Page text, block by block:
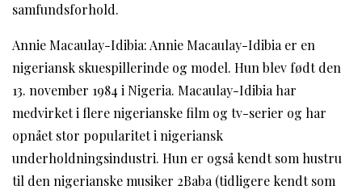
samfundsforhold.
Annie Macaulay-Idibia: Annie Macaulay-Idibia er en
nigeriansk skuespillerinde og model. Hun blev født den
13. november 1984 i Nigeria. Macaulay-Idibia har
medvirket i flere nigerianske film og tv-serier og har
opnået stor popularitet i nigeriansk
underholdningsindustri. Hun er også kendt som hustru
til den nigerianske musiker 2Baba (tidligere kendt som